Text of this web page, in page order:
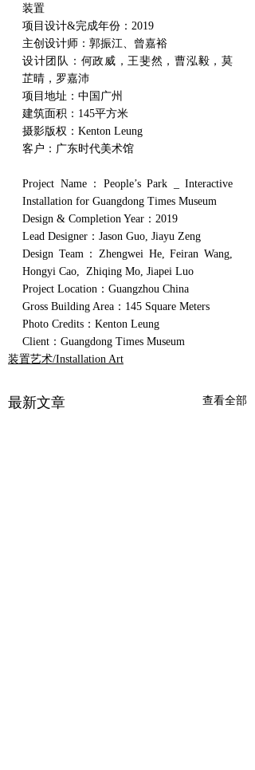
装置
项目设计&完成年份：2019
主创设计师：郭振江、曾嘉裕
设计团队：何政威，王斐然，曹泓毅，莫
芷晴，罗嘉沛
项目地址：中国广州
建筑面积：145平方米
摄影版权：Kenton Leung
客户：广东时代美术馆
Project Name：People’s Park _ Interactive
Installation for Guangdong Times Museum
Design & Completion Year：2019
Lead Designer：Jason Guo, Jiayu Zeng
Design Team：Zhengwei He, Feiran Wang,
Hongyi Cao,  Zhiqing Mo, Jiapei Luo
Project Location：Guangzhou China
Gross Building Area：145 Square Meters
Photo Credits：Kenton Leung
Client：Guangdong Times Museum
装置艺术/Installation Art
最新文章 查看全部